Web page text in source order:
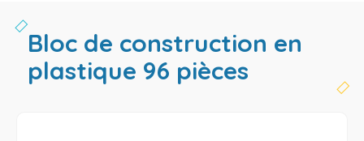
bloc de construction en
plastique 96 pièces